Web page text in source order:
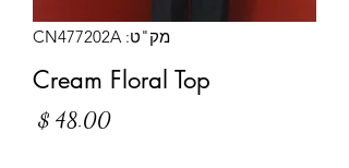
מק"ט: CN477202A
Cream Floral Top